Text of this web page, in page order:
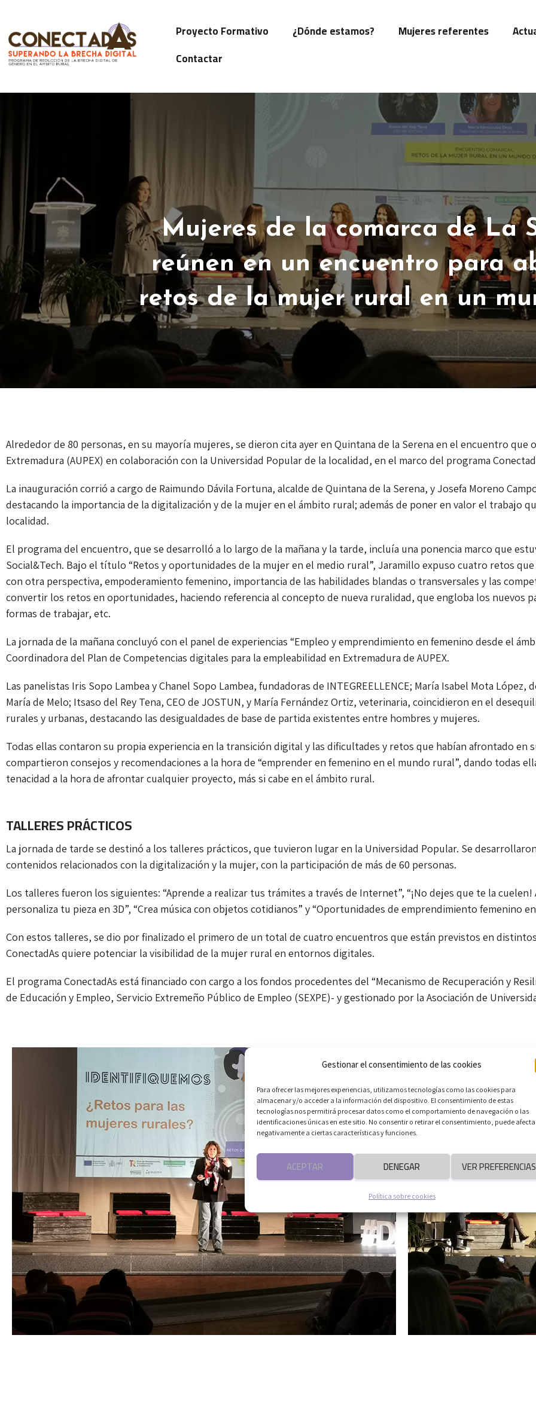
Gestionar el consentimiento de las cookies
Para ofrecer las mejores experiencias, utilizamos tecnologías como las cookies para
almacenar y/o acceder a la información del dispositivo. El consentimiento de estas
tecnologías nos permitirá procesar datos como el comportamiento de navegación o las
identificaciones únicas en este sitio. No consentir o retirar el consentimiento, puede
negativamente a ciertas características y funciones.
ACEPTAR DENEGAR VER PREFERENCIAS
Política sobre cookies
Proyecto Formativo ¿Dónde estamos? Mujeres referentes
Contactar
Mujeres de la comarca de La
reúnen en un encuentro para
retos de la mujer rural en un
Alrededor de 80 personas, en su mayoría mujeres, se dieron cita ayer en Quintana de la Serena en el encuentro que
Extremadura (AUPEX) en colaboración con la Universidad Popular de la localidad, en el marco del programa
La inauguración corrió a cargo de Raimundo Dávila Fortuna, alcalde de Quintana de la Serena, y Josefa Moreno
destacando la importancia de la digitalización y de la mujer en el ámbito rural; además de poner en valor el trabajo
localidad.
El programa del encuentro, que se desarrolló a lo largo de la mañana y la tarde, incluía una ponencia marco que
Social&Tech. Bajo el título “Retos y oportunidades de la mujer en el medio rural”, Jaramillo expuso cuatro retos
con otra perspectiva, empoderamiento femenino, importancia de las habilidades blandas o transversales y las
convertir los retos en oportunidades, haciendo referencia al concepto de nueva ruralidad, que engloba los nuevos
formas de trabajar, etc.
La jornada de la mañana concluyó con el panel de experiencias “Empleo y emprendimiento en femenino desde el
Coordinadora del Plan de Competencias digitales para la empleabilidad en Extremadura de AUPEX.
Las panelistas Iris Sopo Lambea y Chanel Sopo Lambea, fundadoras de INTEGREELLENCE; María Isabel Mota López,
María de Melo; Itsaso del Rey Tena, CEO de JOSTUN, y María Fernández Ortiz, veterinaria, coincidieron en el
rurales y urbanas, destacando las desigualdades de base de partida existentes entre hombres y mujeres.
Todas ellas contaron su propia experiencia en la transición digital y las dificultades y retos que habían afrontado en
compartieron consejos y recomendaciones a la hora de “emprender en femenino en el mundo rural”, dando todas
tenacidad a la hora de afrontar cualquier proyecto, más si cabe en el ámbito rural.
TALLERES PRÁCTICOS
La jornada de tarde se destinó a los talleres prácticos, que tuvieron lugar en la Universidad Popular. Se
contenidos relacionados con la digitalización y la mujer, con la participación de más de 60 personas.
Los talleres fueron los siguientes: “Aprende a realizar tus trámites a través de Internet”, “¡No dejes que te la
personaliza tu pieza en 3D”, “Crea música con objetos cotidianos” y “Oportunidades de emprendimiento femenino
Con estos talleres, se dio por finalizado el primero de un total de cuatro encuentros que están previstos en
ConectadAs quiere potenciar la visibilidad de la mujer rural en entornos digitales.
El programa ConectadAs está financiado con cargo a los fondos procedentes del “Mecanismo de Recuperación y
de Educación y Empleo, Servicio Extremeño Público de Empleo (SEXPE)- y gestionado por la Asociación de